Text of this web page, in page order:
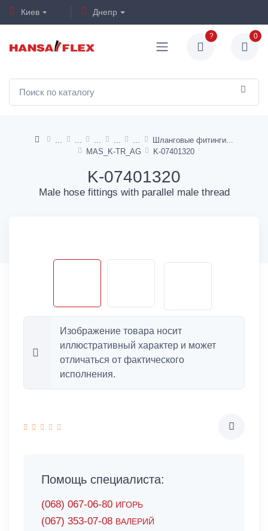
Киев Днепр
? 0
Шланговые фитинги
MAS_K-TR_AG
K-07401320
K-07401320
Male hose fittings with parallel male thread
Изображение товара носит
иллюстративный характер и может
отличаться от фактического
исполнения.
Помощь специалиста:
(068) 067-06-80 ИГОРЬ
(067) 353-07-08 ВАЛЕРИЙ